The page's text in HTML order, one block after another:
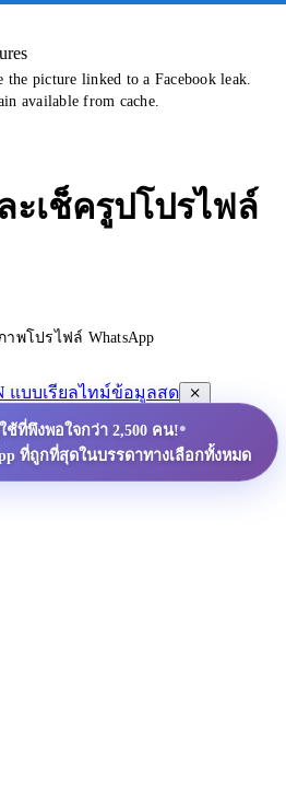
picture linked to a Facebook leak.
available from cache.
เช็ครูปโปรไฟล์
พโปรไฟล์ WhatsApp
แบบเรียลไทม์ข้อมูลสด
ช้ที่พึงพอใจกว่า 2,500 คน!•
ที่ถูกที่สุดในบรรดาทางเลือกทั้งหมด